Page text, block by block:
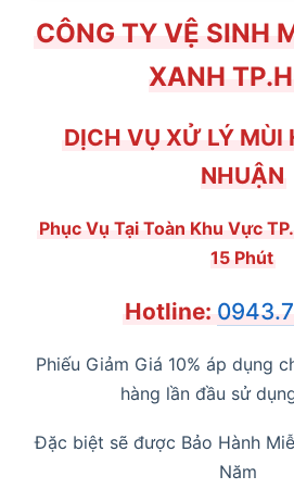
CÔNG TY VỆ SINH
XANH
DỊCH VỤ XỬ LÝ MÙI
NHUẬN
Phục Vụ Tại Toàn Khu Vực
15 Phút
Hotline:
Phiếu Giảm Giá 10% áp dụng
hàng lần đầu sử
Đặc biệt sẽ được Bảo Hành
Năm